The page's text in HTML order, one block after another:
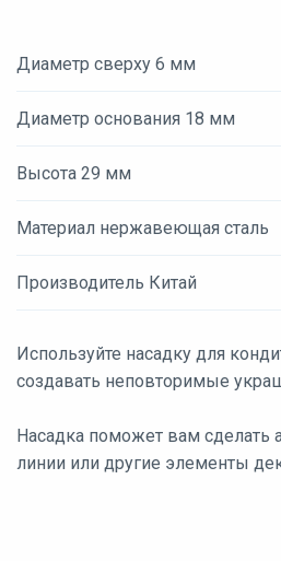
Диаметр сверху 6 мм
Диаметр основания 18 мм
Высота 29 мм
Материал нержавеющая сталь
Производитель Китай
Используйте насадку для
создавать неповторимые
Насадка поможет вам сделать
линии или другие элементы